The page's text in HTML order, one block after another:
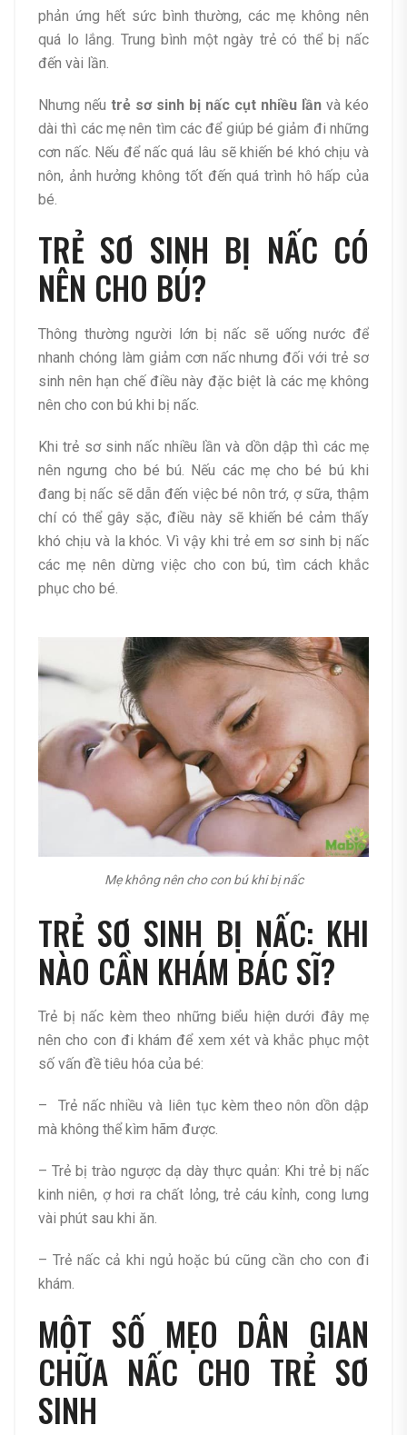
phản ứng hết sức bình thường, các mẹ không nên
quá lo lắng. Trung bình một ngày trẻ có thể bị nấc
đến vài lần.
Nhưng nếu trẻ sơ sinh bị nấc cụt nhiều lần và kéo
dài thì các mẹ nên tìm các để giúp bé giảm đi những
cơn nấc. Nếu để nấc quá lâu sẽ khiến bé khó chịu và
nôn, ảnh hưởng không tốt đến quá trình hô hấp của
bé.
TRẺ SƠ SINH BỊ NẤC CÓ
NÊN CHO BÚ?
Thông thường người lớn bị nấc sẽ uống nước để
nhanh chóng làm giảm cơn nấc nhưng đối với trẻ sơ
sinh nên hạn chế điều này đặc biệt là các mẹ không
nên cho con bú khi bị nấc.
Khi trẻ sơ sinh nấc nhiều lần và dồn dập thì các mẹ
nên ngưng cho bé bú. Nếu các mẹ cho bé bú khi
đang bị nấc sẽ dẫn đến việc bé nôn trớ, ợ sữa, thậm
chí có thể gây sặc, điều này sẽ khiến bé cảm thấy
khó chịu và la khóc. Vì vậy khi trẻ em sơ sinh bị nấc
các mẹ nên dừng việc cho con bú, tìm cách khắc
phục cho bé.
Mẹ không nên cho con bú khi bị nấc
TRẺ SƠ SINH BỊ NẤC: KHI
NÀO CẦN KHÁM BÁC SĨ?
Trẻ bị nấc kèm theo những biểu hiện dưới đây mẹ
nên cho con đi khám để xem xét và khắc phục một
số vấn đề tiêu hóa của bé:
– Trẻ nấc nhiều và liên tục kèm theo nôn dồn dập
mà không thể kìm hãm được.
– Trẻ bị trào ngược dạ dày thực quản: Khi trẻ bị nấc
kinh niên, ợ hơi ra chất lỏng, trẻ cáu kỉnh, cong lưng
vài phút sau khi ăn.
– Trẻ nấc cả khi ngủ hoặc bú cũng cần cho con đi
khám.
MỘT SỐ MẸO DÂN GIAN
CHỮA NẤC CHO TRẺ SƠ
SINH